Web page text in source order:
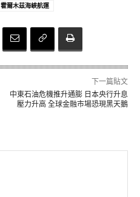
霍爾木茲海峽航運
下一篇貼文
中東石油危機推升通膨 日本央行升息
壓力升高 全球金融市場恐現黑天鵝